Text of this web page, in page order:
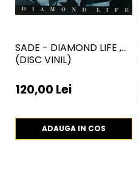
SADE - DIAMOND LIFE ,
(DISC VINIL)
120,00 Lei
ADAUGA IN COS